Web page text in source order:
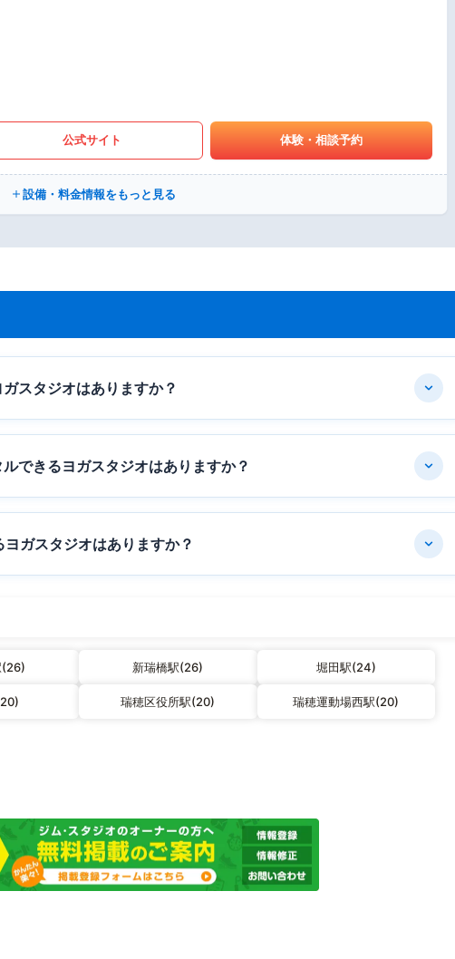
公式サイト 体験・相談予約
設備・料金情報をもっと見る
スタジオはありますか？
できるヨガスタジオはありますか？
ガスタジオはありますか？
(26) 新瑞橋駅(26) 堀田駅(24)
瑞穂区役所駅(20) 瑞穂運動場西駅(20)